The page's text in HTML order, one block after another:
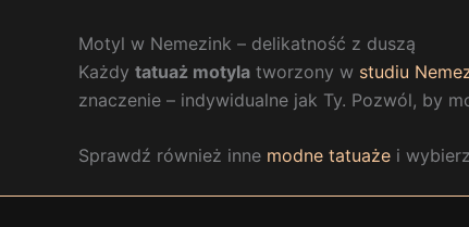
Motyl w Nemezink – delikatność z duszą
Każdy tatuaż motyla tworzony w studiu
znaczenie – indywidualne jak Ty. Pozwól, by
Sprawdź również inne modne tatuaże i